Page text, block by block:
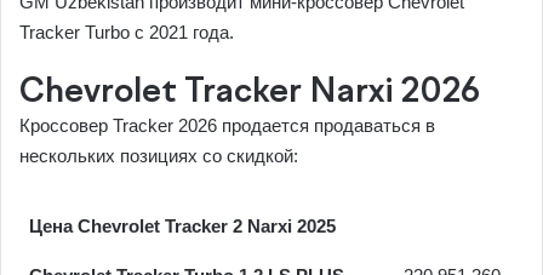
Tracker Turbo c 2021 года.
Chevrolet Tracker Narxi 2026
Кроссовер Tracker 2026 продается продаваться в
нескольких позициях со скидкой:
Цена Chevrolet Tracker 2 Narxi 2025